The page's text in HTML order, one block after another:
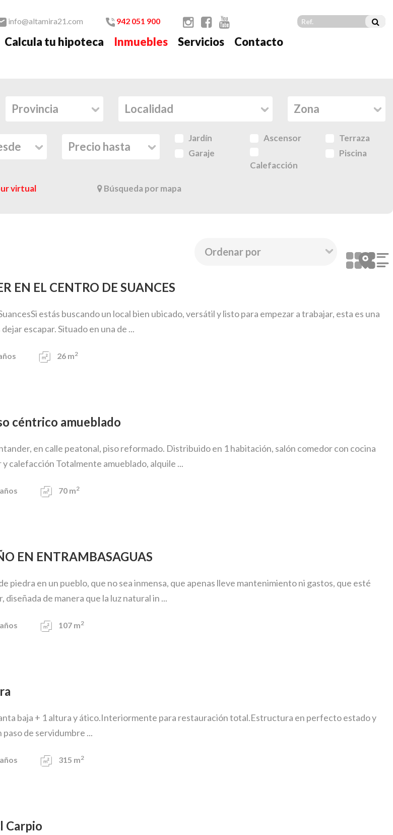
info@altamira21.com 942 051 900
Calcula tu hipoteca Inmuebles Servicios Contacto
Jardín Ascensor
Terraza
Garaje
Calefacción
Piscina
virtual Búsqueda por mapa
EN EL CENTRO DE SUANCES
estás buscando un local bien ubicado, versátil y listo para empezar a trabajar, esta es una
escapar. Situado en una de ...
26 m2
céntrico amueblado
en calle peatonal, piso reformado. Distribuido en 1 habitación, salón comedor con cocina
calefacción Totalmente amueblado, alquile ...
70 m2
EN ENTRAMBASAGUAS
piedra en un pueblo, que no sea inmensa, que apenas lleve mantenimiento ni gastos, que esté
de manera que la luz natural in ...
107 m2
baja + 1 altura y ático.Interiormente para restauración total.Estructura en perfecto estado y
de servidumbre ...
315 m2
Carpio